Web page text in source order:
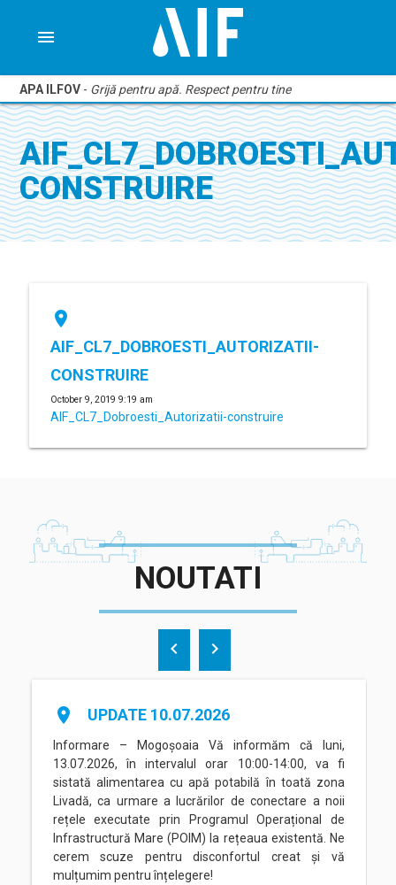
menu
APA ILFOV - Grijă pentru apă. Respect pentru tine
CONSTRUIRE
place
AIF_CL7_DOBROESTI_AUTORIZATII-
CONSTRUIRE
October 9, 2019 9:19 am
AIF_CL7_Dobroesti_Autorizatii-construire
NOUTATI
place UPDATE 10.07.2026
Informare – Mogoșoaia Vă informăm că luni,
13.07.2026, în intervalul orar 10:00-14:00, va fi
sistată alimentarea cu apă potabilă în toată zona
Livadă, ca urmare a lucrărilor de conectare a noii
rețele executate prin Programul Operațional de
Infrastructură Mare (POIM) la rețeaua existentă. Ne
cerem scuze pentru disconfortul creat și vă
mulțumim pentru înțelegere!
chevron_left chevron_right